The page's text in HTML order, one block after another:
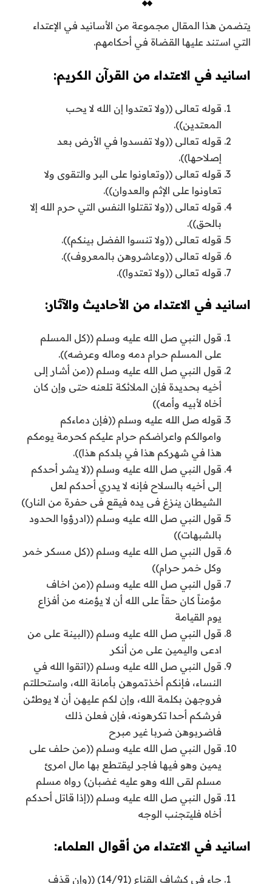
يتضمن هذا المقال مجموعة من الأسانيد في الإعتداء
التي استند عليها القضاة في أحكامهم.
اسانيد في الاعتداء من القرآن الكريم:
قوله تعالى ((ولا تعتدوا إن الله لا يحب
المعتدين)).
قوله تعالى ((ولا تفسدوا في الأرض بعد
إصلاحها)).
قوله تعالى ((وتعاونوا على البر والتقوى ولا
تعاونوا على الإثم والعدوان)).
قوله تعالى ((ولا تقتلوا النفس التي حرم الله إلا
بالحق)).
قوله تعالى ((ولا تنسوا الفضل بينكم)).
قوله تعالى ((وعاشروهن بالمعروف)).
قوله تعالى ((ولا تعتدوا)).
اسانيد في الاعتداء من الأحاديث والآثار:
قول النبي صل الله عليه وسلم ((كل المسلم
على المسلم حرام دمه وماله وعرضه)).
قول النبي صل الله عليه وسلم ((من أشار إلى
أخيه بحديدة فإن الملائكة تلعنه حتى وإن كان
أخاه لأبيه وأمه))
قوله صل الله عليه وسلم ((فإن دماءكم
واموالكم واعراضكم حرام عليكم كحرمة يومكم
هذا في شهركم هذا في بلدكم هذا)).
قول النبي صل الله عليه وسلم ((لا يشر أحدكم
إلى أخيه بالسلاح فإنه لا يدري أحدكم لعل
الشيطان ينزغ فى يده فيقع فى حفرة من النار))
قول النبي صل الله عليه وسلم ((ادرؤوا الحدود
بالشبهات))
قول النبي صل الله عليه وسلم ((كل مسكر خمر
وكل خمر حرام))
قول النبي صل الله عليه وسلم ((من اخاف
مؤمناً كان حقاً على الله أن لا يؤمنه من أفزاع
يوم القيامة
قول النبي صل الله عليه وسلم ((البينة على من
ادعى واليمين على من أنكر
قول النبي صل الله عليه وسلم ((اتقوا الله في
النساء، فإنكم أخذتموهن بأمانة الله، واستحللتم
فروجهن بكلمة الله، وإن لكم عليهن أن لا يوطئن
فرشكم أحدا تكرهونه، فإن فعلن ذلك
فاضربوهن ضربا غير مبرح
قول النبي صل الله عليه وسلم ((من حلف على
يمين وهو فيها فاجر ليقتطع بها مال امرئ
مسلم لقى الله وهو عليه غضبان) رواه مسلم
قول النبي صل الله عليه وسلم ((إذا قاتل أحدكم
أخاه فليتجنب الوجه
اسانيد في الاعتداء من أقوال العلماء:
جاء في كشاف القناع (14/91) ((وإن قذف